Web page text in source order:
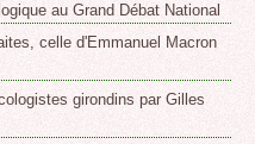
au Grand Débat National
celle d'Emmanuel Macron
girondins par Gilles